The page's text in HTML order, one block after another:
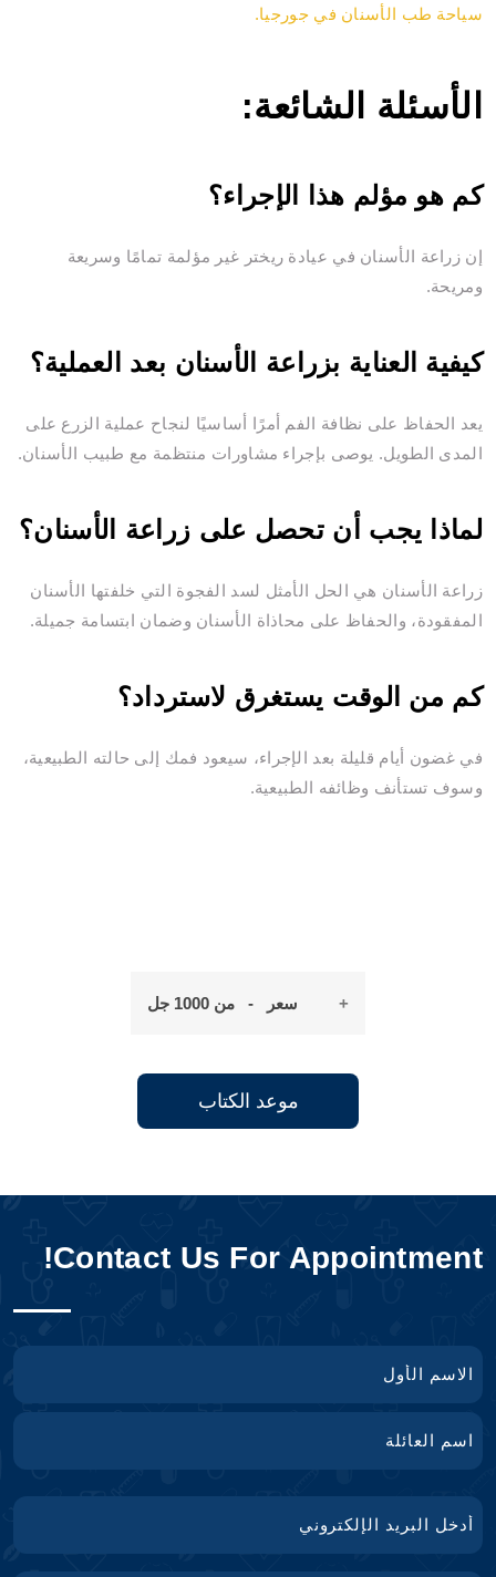
سياحة طب الأسنان في جورجيا.
الأسئلة الشائعة:
كم هو مؤلم هذا الإجراء؟
إن زراعة الأسنان في عيادة ريختر غير مؤلمة تمامًا وسريعة
ومريحة.
كيفية العناية بزراعة الأسنان بعد العملية؟
يعد الحفاظ على نظافة الفم أمرًا أساسيًا لنجاح عملية الزرع على
المدى الطويل. يوصى بإجراء مشاورات منتظمة مع طبيب الأسنان.
لماذا يجب أن تحصل على زراعة الأسنان؟
زراعة الأسنان هي الحل الأمثل لسد الفجوة التي خلفتها الأسنان
المفقودة، والحفاظ على محاذاة الأسنان وضمان ابتسامة جميلة.
كم من الوقت يستغرق لاسترداد؟
في غضون أيام قليلة بعد الإجراء، سيعود فمك إلى حالته الطبيعية،
وسوف تستأنف وظائفه الطبيعية.
سعر - من 1000 جل
موعد الكتاب
Contact Us For Appointment!